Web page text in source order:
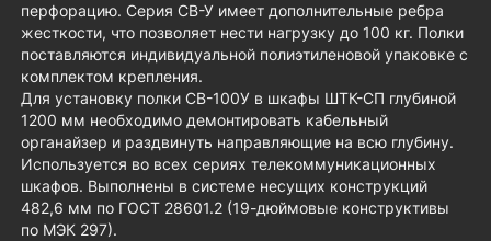
перфорацию. Серия СВ-У имеет дополнительные ребра
жесткости, что позволяет нести нагрузку до 100 кг. Полки
поставляются индивидуальной полиэтиленовой упаковке с
комплектом крепления.
Для установку полки СВ-100У в шкафы ШТК-СП глубиной
1200 мм необходимо демонтировать кабельный
органайзер и раздвинуть направляющие на всю глубину.
Используется во всех сериях телекоммуникационных
шкафов. Выполнены в системе несущих конструкций
482,6 мм по ГОСТ 28601.2 (19-дюймовые конструктивы
по МЭК 297).